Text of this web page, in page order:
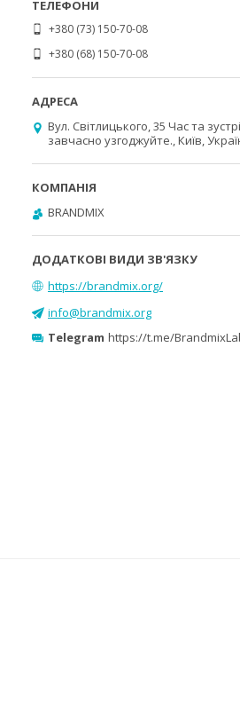
+380 (73) 150-70-08
+380 (68) 150-70-08
Вул. Світлицького, 35 Час та
завчасно узгоджуйте., Київ,
BRANDMIX
https://brandmix.org/
info@brandmix.org
Telegram https://t.me/